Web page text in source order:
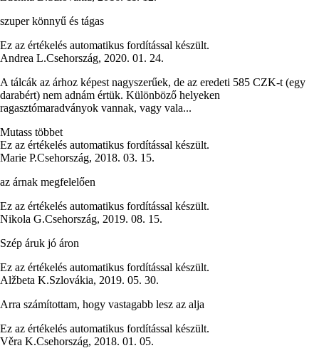
szuper könnyű és tágas
Ez az értékelés automatikus fordítással készült.
Andrea L.Csehország, 2020. 01. 24.
A tálcák az árhoz képest nagyszerűek, de az eredeti 585 CZK-t (egy
darabért) nem adnám értük. Különböző helyeken
ragasztómaradványok vannak, vagy vala...
Mutass többet
Ez az értékelés automatikus fordítással készült.
Marie P.Csehország, 2018. 03. 15.
az árnak megfelelően
Ez az értékelés automatikus fordítással készült.
Nikola G.Csehország, 2019. 08. 15.
Szép áruk jó áron
Ez az értékelés automatikus fordítással készült.
Alžbeta K.Szlovákia, 2019. 05. 30.
Arra számítottam, hogy vastagabb lesz az alja
Ez az értékelés automatikus fordítással készült.
Věra K.Csehország, 2018. 01. 05.